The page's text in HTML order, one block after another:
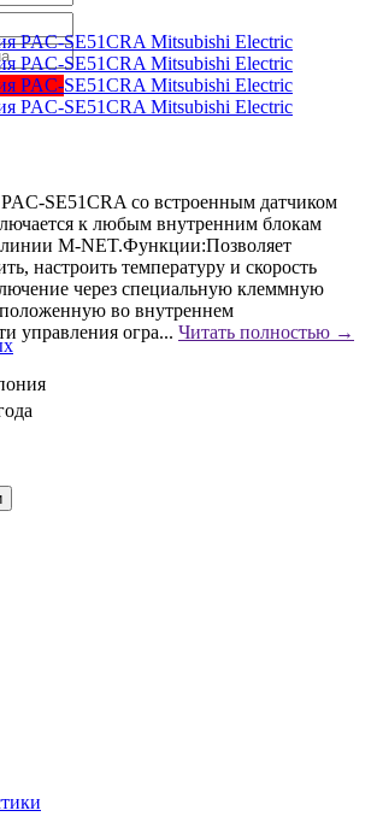
SE51CRA со встроенным датчиком
к любым внутренним блокам
линии M-NET.Функции:Позволяет
настроить температуру и скорость
через специальную клеммную
во внутреннем
управления огра... Читать полностью →